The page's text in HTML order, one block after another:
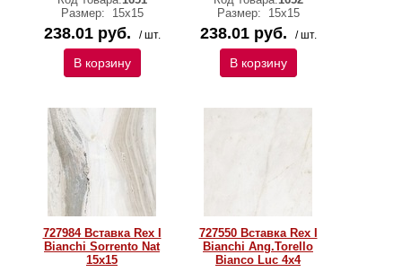
Размер:
15x15
238.01 руб. / шт.
В корзину
Размер:
15x15
238.01 руб. / шт.
В корзину
727984 Вставка Rex I
Bianchi Sorrento Nat
15x15
727550 Вставка Rex I
Bianchi Ang.Torello
Bianco Luc 4x4